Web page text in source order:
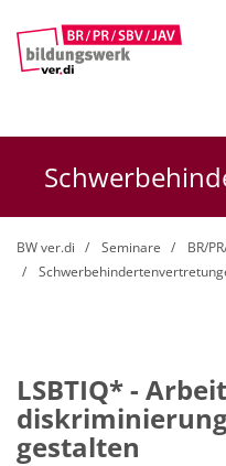
BW ver.di Seminare
BR/
LSBTIQ* -
gestalten